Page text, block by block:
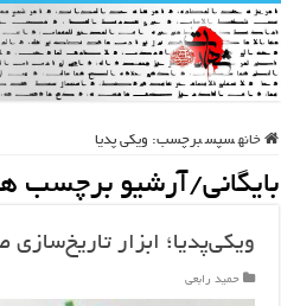
خانه سپس برچسب: ویکی پدیا
بایگانی/آرشیو برچسب
ویکی‌پدیا؛ ابزار
حمید رابعی